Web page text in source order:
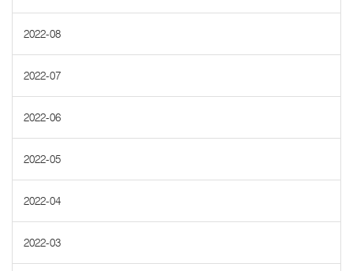
2022-08
2022-07
2022-06
2022-05
2022-04
2022-03